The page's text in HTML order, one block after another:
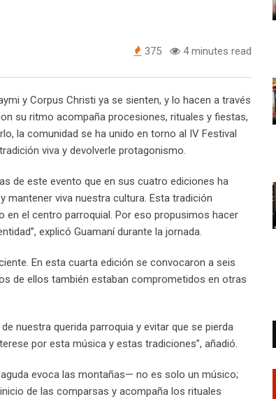
375 4 minutes read
y Corpus Christi ya se sienten, y lo hacen a través
su ritmo acompaña procesiones, rituales y fiestas,
la comunidad se ha unido en torno al IV Festival
viva y devolverle protagonismo.
de este evento que en sus cuatro ediciones ha
mantener viva nuestra cultura. Esta tradición
el centro parroquial. Por eso propusimos hacer
explicó Guamaní durante la jornada.
En esta cuarta edición se convocaron a seis
de ellos también estaban comprometidos en otras
nuestra querida parroquia y evitar que se pierda
por esta música y estas tradiciones”, añadió.
evoca las montañas— no es solo un músico;
de las comparsas y acompaña los rituales